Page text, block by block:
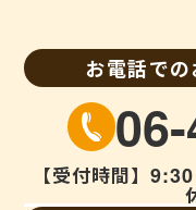
お電話で
【受付時間】